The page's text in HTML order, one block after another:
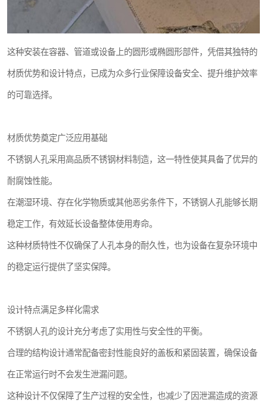
这种安装在容器、管道或设备上的圆形或椭圆形部件，凭借其独特的
材质优势和设计特点，已成为众多行业保障设备安全、提升维护效率
的可靠选择。
材质优势奠定广泛应用基础
不锈钢人孔采用高品质不锈钢材料制造，这一特性使其具备了优异的
耐腐蚀性能。
在潮湿环境、存在化学物质或其他恶劣条件下，不锈钢人孔能够长期
稳定工作，有效延长设备整体使用寿命。
这种材质特性不仅确保了人孔本身的耐久性，也为设备在复杂环境中
的稳定运行提供了坚实保障。
设计特点满足多样化需求
不锈钢人孔的设计充分考虑了实用性与安全性的平衡。
合理的结构设计通常配备密封性能良好的盖板和紧固装置，确保设备
在正常运行时不会发生泄漏问题。
这种设计不仅保障了生产过程的安全性，也减少了因泄漏造成的资源